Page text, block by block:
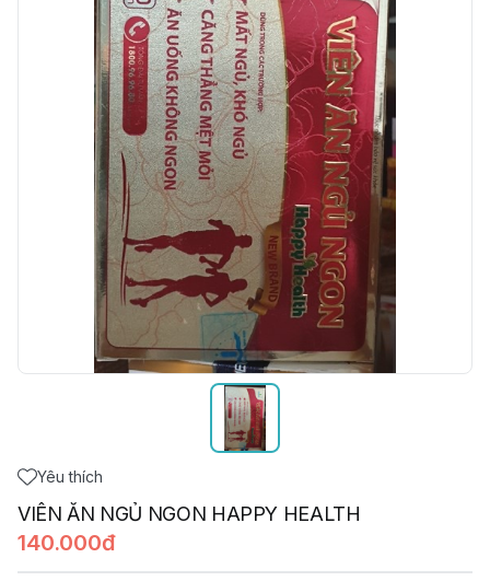
Yêu thích
VIÊN ĂN NGỦ NGON HAPPY HEALTH
140.000đ